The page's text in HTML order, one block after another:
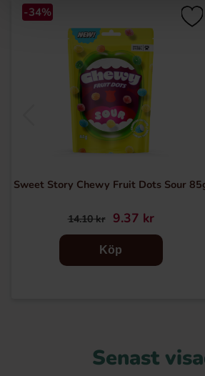
-34%
Sweet Story Chewy Fruit Dots Sour
14.10 kr 9.37 kr
Köp
Senast